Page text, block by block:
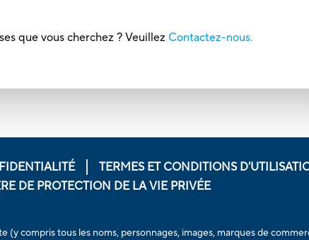
que vous cherchez ? Veuillez Contactez-nous.
TERMES ET CONDITIONS
DE PROTECTION DE LA VIE PRIVÉE
compris tous les noms, personnages, images, marques de